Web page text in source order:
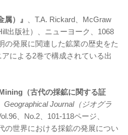
属）』
、T.A. Rickard、McGraw
出版社）、ニューヨーク、1068
の発展に関連した鉱業の歴史をた
による2巻で構成されている出
（古代の採鉱に関する証
Geographical Journal（ジオグラ
、No.2、101-118ページ、
の世界における採鉱の発展につい